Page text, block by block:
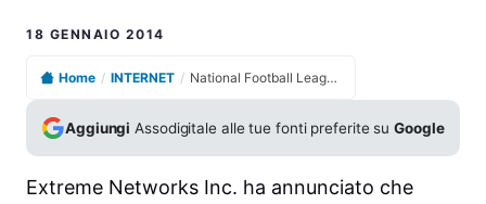
18 GENNAIO 2014
Home / INTERNET / National Football League e Super Bowl XLVIII: Extreme Networks diventa Analytics Provider per le soluzioni Wi-Fi
Aggiungi Assodigitale alle tue fonti preferite suGoogle
Extreme Networks Inc. ha annunciato che